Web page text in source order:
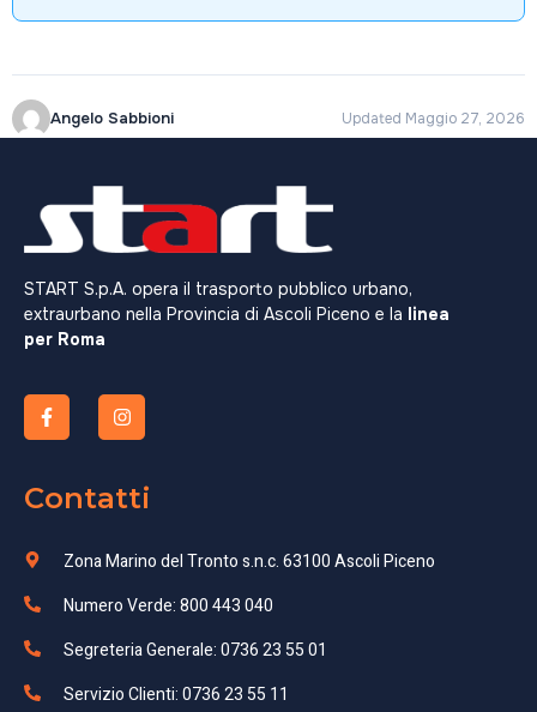
Angelo Sabbioni Updated Maggio 27, 2026
START S.p.A. opera il trasporto pubblico urbano,
extraurbano nella Provincia di Ascoli Piceno e la linea
per Roma
Contatti
Zona Marino del Tronto s.n.c. 63100 Ascoli Piceno
Numero Verde: 800 443 040
Segreteria Generale: 0736 23 55 01
Servizio Clienti: 0736 23 55 11